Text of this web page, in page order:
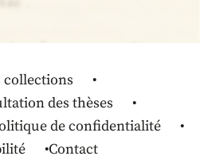
collections
des thèses
de confidentialité
Contact